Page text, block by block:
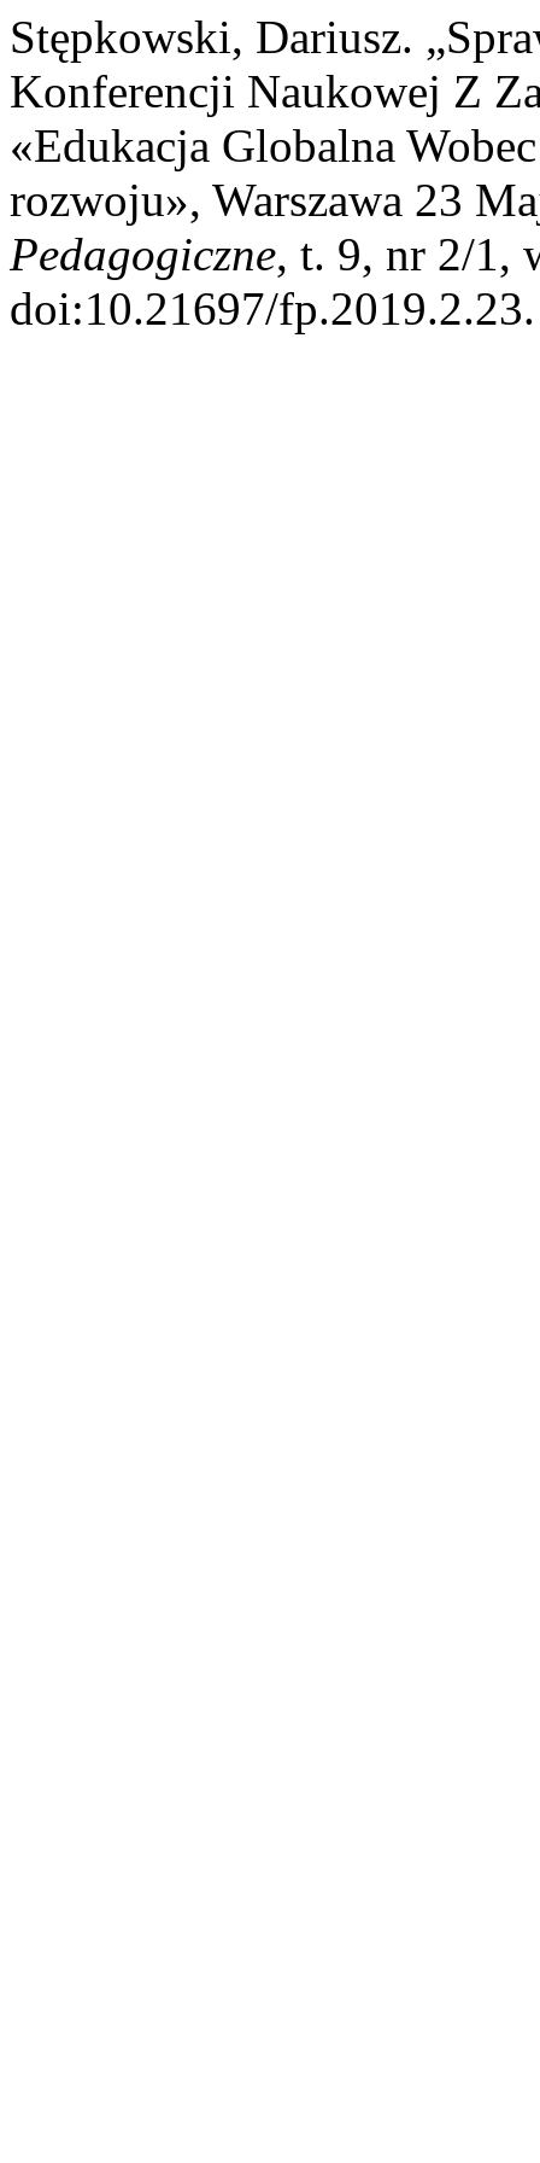
Stępkowski, Dariusz.
Konferencji Naukowej Z
«Edukacja Globalna
rozwoju», Warszawa 23
Pedagogiczne, t. 9, nr 2/1,
doi:10.21697/fp.2019.2.23.